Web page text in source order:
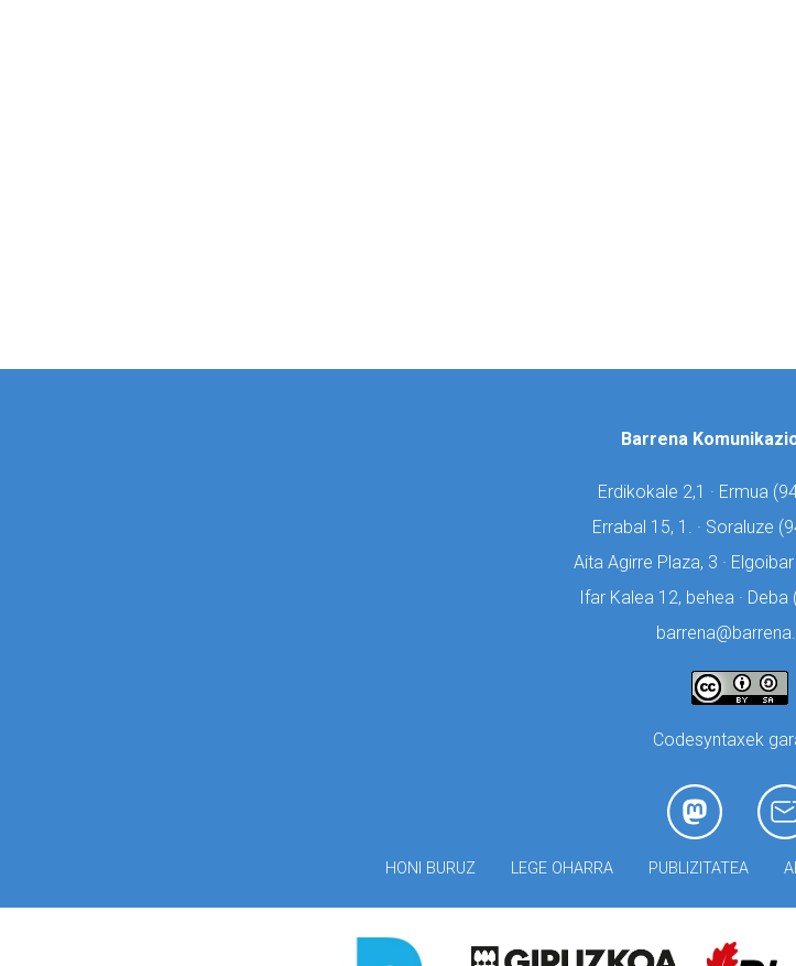
Barrena
Erdikokale 2,1 · Ermua (
Errabal 15, 1. · Soraluze (
Aita Agirre Plaza, 3 · Elgoibar
Ifar Kalea 12, behea · Deba (
Codesyntaxek
HONI BURUZ LEGE OHARRA PUBLIZITATEA